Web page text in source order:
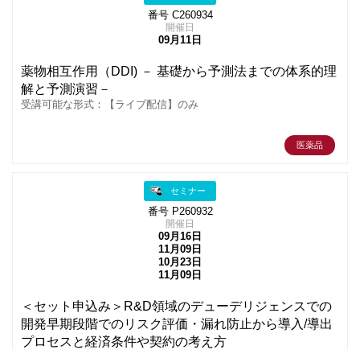
番号 C260934
開催日
09月11日
薬物相互作用（DDI) － 基礎から予測法までの体系的理
解と予測演習－
受講可能な形式：【ライブ配信】のみ
医薬品
セミナー
番号 P260932
開催日
09月16日
11月09日
10月23日
11月09日
＜セット申込み＞R&D領域のデューデリジェンスでの
開発早期段階でのリスク評価・漏れ防止から導入/導出
プロセスと経済条件や契約の考え方